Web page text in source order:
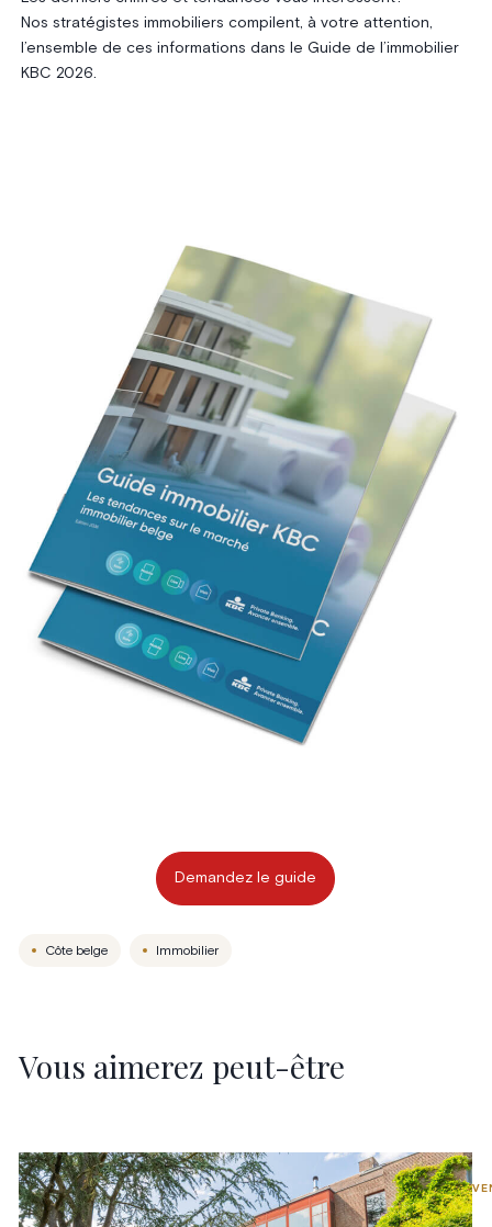
Nos stratégistes immobiliers compilent, à votre attention,
l’ensemble de ces informations dans le Guide de l’immobilier
KBC 2026.
Demandez le guide
Côte belge Immobilier
Vous aimerez peut-être